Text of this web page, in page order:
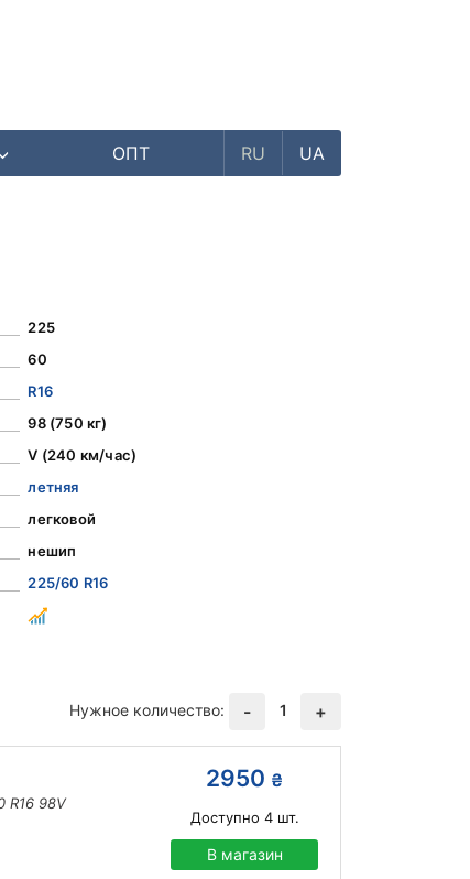
ОПТ RU UA
225
60
R16
98 (750 кг)
V (240 км/час)
летняя
легковой
нешип
225/60 R16
Нужное количество: - 1 +
R16 98V
2950 ₴
Доступно 4шт.
В магазин